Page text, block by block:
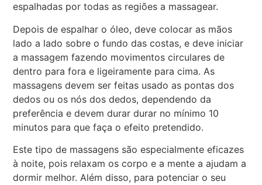
espalhadas por todas as regiões a massagear.
Depois de espalhar o óleo, deve colocar as mãos
lado a lado sobre o fundo das costas, e deve iniciar
a massagem fazendo movimentos circulares de
dentro para fora e ligeiramente para cima. As
massagens devem ser feitas usado as pontas dos
dedos ou os nós dos dedos, dependendo da
preferência e devem durar durar no mínimo 10
minutos para que faça o efeito pretendido.
Este tipo de massagens são especialmente eficazes
à noite, pois relaxam os corpo e a mente a ajudam a
dormir melhor. Além disso, para potenciar o seu